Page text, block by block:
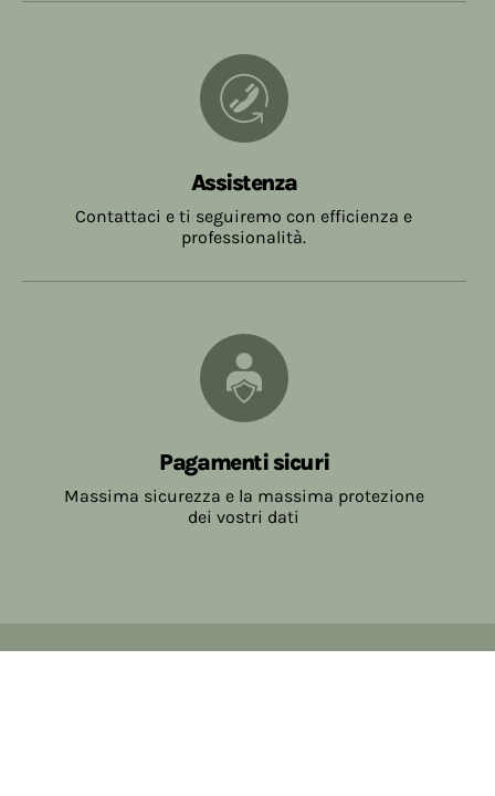
Assistenza
Contattaci e ti seguiremo con efficienza e
professionalità.
Pagamenti sicuri
Massima sicurezza e la massima protezione
dei vostri dati